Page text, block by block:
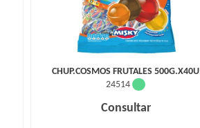
CHUP.COSMOS FRUTALES 500G.X40U
24514
Consultar